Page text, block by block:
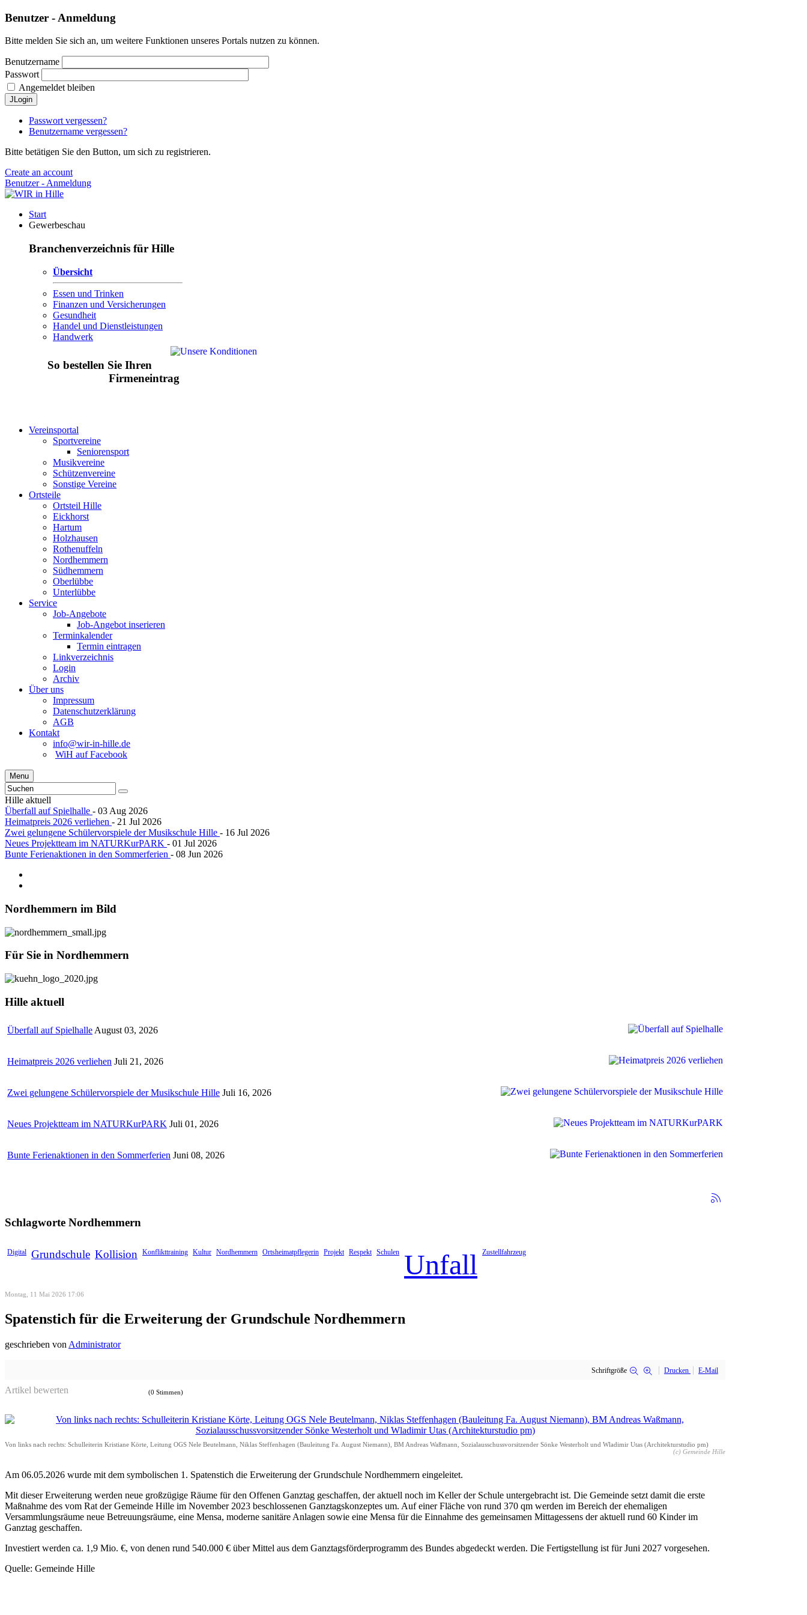
Benutzer - Anmeldung
Bitte melden Sie sich an, um weitere Funktionen unseres Portals nutzen zu können.
Benutzername
Passwort
Angemeldet bleiben
JLogin
Passwort vergessen?
Benutzername vergessen?
Bitte betätigen Sie den Button, um sich zu registrieren.
Create an account
Benutzer - Anmeldung
Start
Gewerbeschau
Branchenverzeichnis für Hille
Übersicht
Essen und Trinken
Finanzen und Versicherungen
Gesundheit
Handel und Dienstleistungen
Handwerk
So bestellen Sie Ihren
Firmeneintrag
Vereinsportal
Sportvereine
Seniorensport
Musikvereine
Schützenvereine
Sonstige Vereine
Ortsteile
Ortsteil Hille
Eickhorst
Hartum
Holzhausen
Rothenuffeln
Nordhemmern
Südhemmern
Oberlübbe
Unterlübbe
Service
Job-Angebote
Job-Angebot inserieren
Terminkalender
Termin eintragen
Linkverzeichnis
Login
Archiv
Über uns
Impressum
Datenschutzerklärung
AGB
Kontakt
info@wir-in-hille.de
WiH auf Facebook
Menu
Hille aktuell
Überfall auf Spielhalle - 03 Aug 2026
Heimatpreis 2026 verliehen - 21 Jul 2026
Zwei gelungene Schülervorspiele der Musikschule Hille - 16 Jul 2026
Neues Projektteam im NATURKurPARK - 01 Jul 2026
Bunte Ferienaktionen in den Sommerferien - 08 Jun 2026
Nordhemmern im Bild
Für Sie in Nordhemmern
Hille aktuell
Überfall auf Spielhalle August 03, 2026
Heimatpreis 2026 verliehen Juli 21, 2026
Zwei gelungene Schülervorspiele der Musikschule Hille Juli 16, 2026
Neues Projektteam im NATURKurPARK Juli 01, 2026
Bunte Ferienaktionen in den Sommerferien Juni 08, 2026
Schlagworte Nordhemmern
Digital Grundschule Kollision Konflikttraining Kultur Nordhemmern Ortsheimatpflegerin Projekt Respekt Schulen Unfall Zustellfahrzeug
Montag, 11 Mai 2026 17:06
Spatenstich für die Erweiterung der Grundschule Nordhemmern
geschrieben von Administrator
Schriftgröße Drucken E-Mail
Artikel bewerten (0 Stimmen)
Von links nach rechts: Schulleiterin Kristiane Körte, Leitung OGS Nele Beutelmann, Niklas Steffenhagen (Bauleitung Fa. August Niemann), BM Andreas Waßmann, Sozialausschussvorsitzender Sönke Westerholt und Wladimir Utas (Architekturstudio pm)
(c) Gemeinde Hille
Am 06.05.2026 wurde mit dem symbolischen 1. Spatenstich die Erweiterung der Grundschule Nordhemmern eingeleitet.
Mit dieser Erweiterung werden neue großzügige Räume für den Offenen Ganztag geschaffen, der aktuell noch im Keller der Schule untergebracht ist. Die Gemeinde setzt damit die erste
Maßnahme des vom Rat der Gemeinde Hille im November 2023 beschlossenen Ganztagskonzeptes um. Auf einer Fläche von rund 370 qm werden im Bereich der ehemaligen
Versammlungsräume neue Betreuungsräume, eine Mensa, moderne sanitäre Anlagen sowie eine Mensa für die Einnahme des gemeinsamen Mittagessens der aktuell rund 60 Kinder im
Ganztag geschaffen.
Investiert werden ca. 1,9 Mio. €, von denen rund 540.000 € über Mittel aus dem Ganztagsförderprogramm des Bundes abgedeckt werden. Die Fertigstellung ist für Juni 2027 vorgesehen.
Quelle: Gemeinde Hille